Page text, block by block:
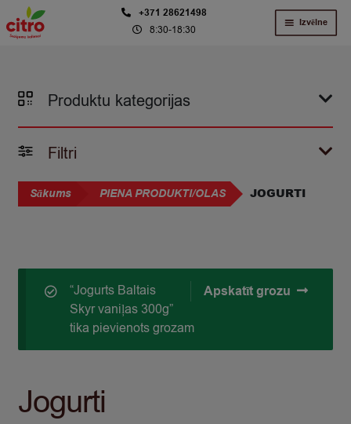
Skip
to
Skip
to
+371 28621498
8:30-18:30
Izvēlne
Produktu kategorijas
Filtri
Sākums PIENA PRODUKTI/OLAS JOGURTI
Apskatīt grozu
“Jogurts Baltais
Skyr vaniļas 300g”
tika pievienots grozam
Jogurti